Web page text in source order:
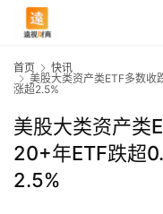
首页
快讯
美股大类资产类ETF多数收
涨超2.5%
美股大类资产类
20+年ETF跌超
2.5%